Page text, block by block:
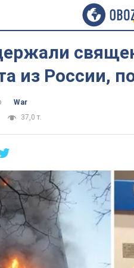
из России,
War
37,0 т.